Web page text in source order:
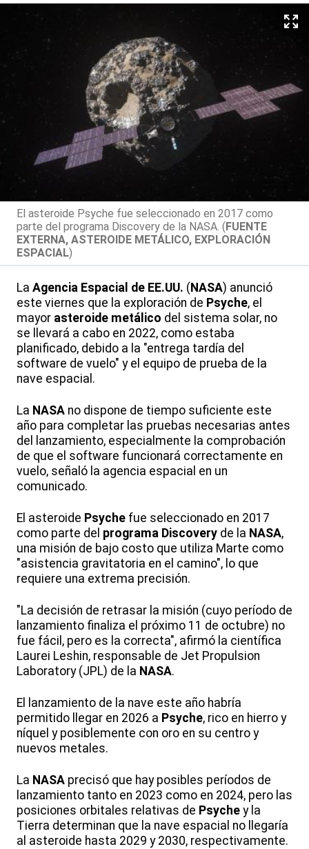
El asteroide Psyche fue seleccionado en 2017 como
parte del programa Discovery de la NASA. (FUENTE
EXTERNA, ASTEROIDE METÁLICO, EXPLORACIÓN
ESPACIAL)
La Agencia Espacial de EE.UU. ( NASA) anunció
este viernes que la exploración de Psyche, el
mayor asteroide metálico del sistema solar, no
se llevará a cabo en 2022, como estaba
planificado, debido a la "entrega tardía del
software de vuelo" y el equipo de prueba de la
nave espacial.
La NASA no dispone de tiempo suficiente este
año para completar las pruebas necesarias antes
del lanzamiento, especialmente la comprobación
de que el software funcionará correctamente en
vuelo, señaló la agencia espacial en un
comunicado.
El asteroide Psyche fue seleccionado en 2017
como parte del programa Discovery de la NASA,
una misión de bajo costo que utiliza Marte como
"asistencia gravitatoria en el camino", lo que
requiere una extrema precisión.
"La decisión de retrasar la misión (cuyo período de
lanzamiento finaliza el próximo 11 de octubre) no
fue fácil, pero es la correcta", afirmó la científica
Laurei Leshin, responsable de Jet Propulsion
Laboratory (JPL) de la NASA.
El lanzamiento de la nave este año habría
permitido llegar en 2026 a Psyche, rico en hierro y
níquel y posiblemente con oro en su centro y
nuevos metales.
La NASA precisó que hay posibles períodos de
lanzamiento tanto en 2023 como en 2024, pero las
posiciones orbitales relativas de Psyche y la
Tierra determinan que la nave espacial no llegaría
al asteroide hasta 2029 y 2030, respectivamente.